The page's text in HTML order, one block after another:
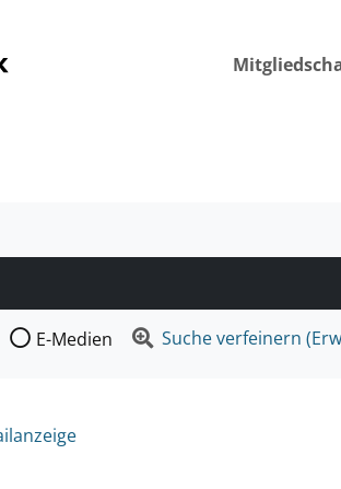
Sie suchen wollen.
E-Medien Suche verfeinern